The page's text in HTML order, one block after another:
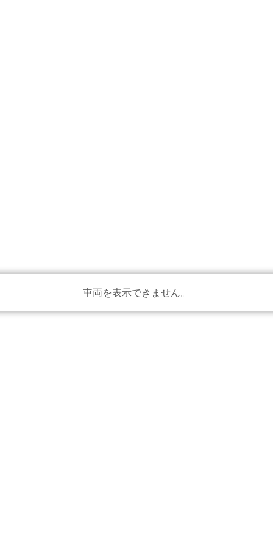
車両を表示できません。